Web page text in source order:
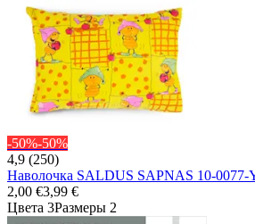
-50%-50%
4,9 (250)
Наволочка SALDUS SAPNAS 10-
2,00 €3,99 €
Цвета 3Размеры 2